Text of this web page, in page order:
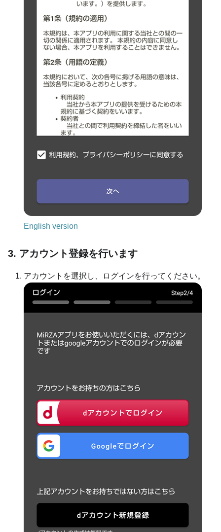
English version
3. アカウント登録を行います
アカウントを選択し、ログインを行ってください。